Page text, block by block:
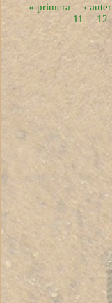
Páginas
« primera ‹
11
12